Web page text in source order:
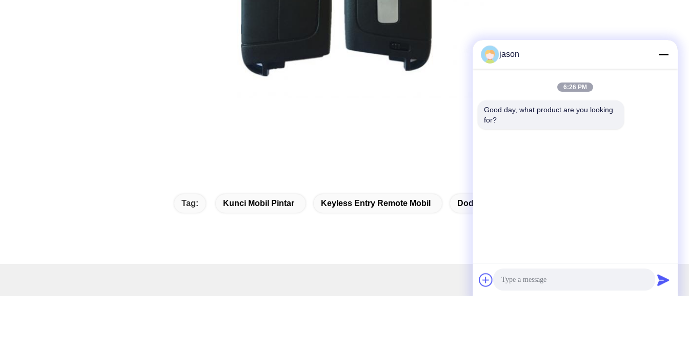
Tag: Kunci Mobil Pintar Keyless Entry Remote Mobil Dodge Ram Key Fob
jason
6:26 PM
Good day, what product are you looking
for?